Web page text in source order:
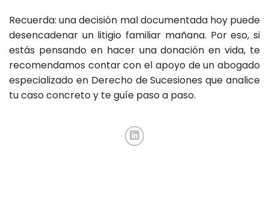
Recuerda: una decisión mal documentada hoy puede
desencadenar un litigio familiar mañana. Por eso, si
estás pensando en hacer una donación en vida, te
recomendamos contar con el apoyo de un abogado
especializado en Derecho de Sucesiones que analice
tu caso concreto y te guíe paso a paso.